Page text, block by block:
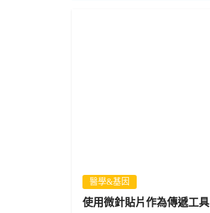
醫學&基因
使用微針貼片作為傳遞工